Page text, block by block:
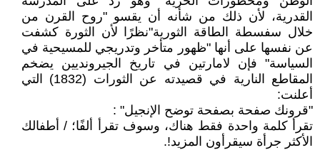
القدرية، لأن ذلك من شأنه أن يقسو "روح القرن من
خلال سفسطة الطاقة الثورية"نظرًا لأن الثورة كشفت
عن نفسها على أنها "ظهور متأخر وتدريجي للمسيحية في
السياسة" فإن لامارتين في تاريخ الجيرونديين يضخم
المقاطع النارية في قصيدته عن الثورات (1832) التي
أعلنت:
"قرونك صفحة بصفحة توضح الإنجيل" :
تقرأ كلمة واحدة فقط هناك، وسوف تقرأ ألفًا؛ / أطفالك
الأكثر جرأة سيقرأون المزيد!.